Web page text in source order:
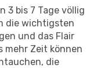
3 bis 7 Tage völlig
die wichtigsten
und das Flair
mehr Zeit können
die